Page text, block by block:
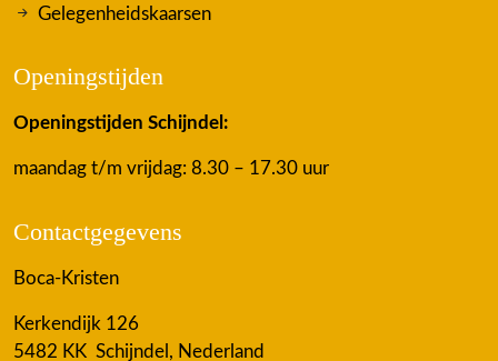
Gelegenheidskaarsen
Openingstijden
Openingstijden Schijndel:
maandag t/m vrijdag: 8.30 – 17.30 uur
Contactgegevens
Boca-Kristen
Kerkendijk 126
5482 KK Schijndel, Nederland